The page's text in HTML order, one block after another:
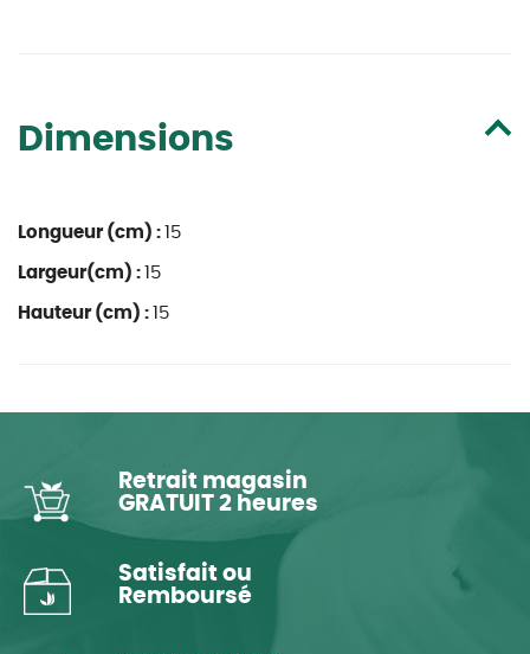
Dimensions
Longueur (cm) : 15
Largeur(cm) : 15
Hauteur (cm) : 15
Retrait magasin
GRATUIT 2 heures
Satisfait ou
Remboursé